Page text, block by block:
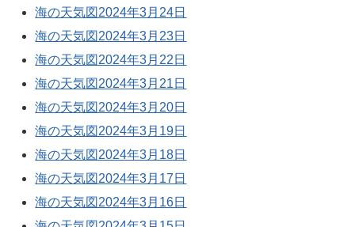
海の天気図2024年3月24日
海の天気図2024年3月23日
海の天気図2024年3月22日
海の天気図2024年3月21日
海の天気図2024年3月20日
海の天気図2024年3月19日
海の天気図2024年3月18日
海の天気図2024年3月17日
海の天気図2024年3月16日